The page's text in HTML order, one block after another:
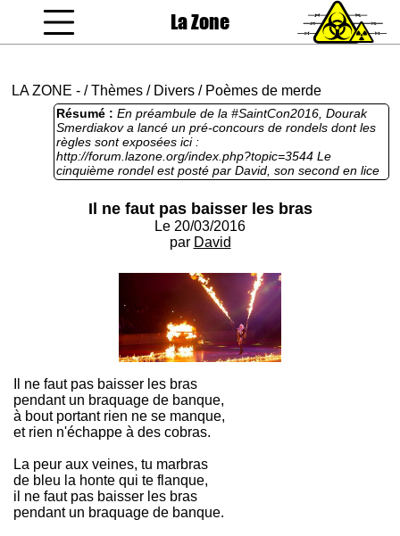
La Zone
LA ZONE - /Thèmes / Divers / Poèmes de merde
Résumé : En préambule de la #SaintCon2016, Dourak
Smerdiakov a lancé un pré-concours de rondels dont les
règles sont exposées ici :
http://forum.lazone.org/index.php?topic=3544 Le
cinquième rondel est posté par David, son second en lice
après "Perds ta rondelle en chevauchant". Ici de très bons
l'air. Certes je pervertis les propos, mais l’ambiguïté m'a
bien fait rire. Vous êtes bien entendu tous conviés à
poster des rondels. Pour autant ce n'est pas une épreuve
Il ne faut pas baisser les bras
Le 20/03/2016
par David
Il ne faut pas baisser les bras
pendant un braquage de banque,
à bout portant rien ne se manque,
et rien n'échappe à des cobras.
La peur aux veines, tu marbras
de bleu la honte qui te flanque,
il ne faut pas baisser les bras
pendant un braquage de banque.